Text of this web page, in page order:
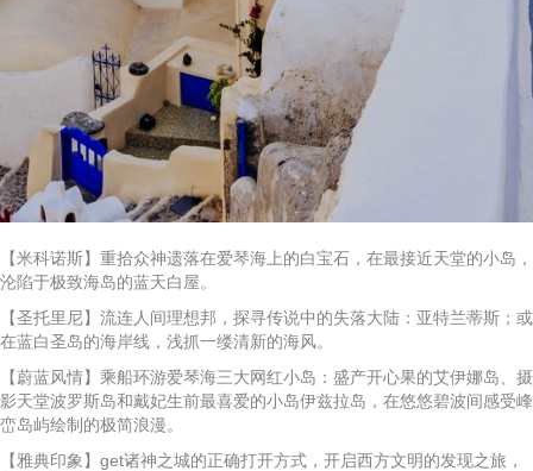
【米科诺斯】重拾众神遗落在爱琴海上的白宝石，在最接近天堂的小岛，
沦陷于极致海岛的蓝天白屋。
【圣托里尼】流连人间理想邦，探寻传说中的失落大陆：亚特兰蒂斯；或
在蓝白圣岛的海岸线，浅抓一缕清新的海风。
【蔚蓝风情】乘船环游爱琴海三大网红小岛：盛产开心果的艾伊娜岛、摄
影天堂波罗斯岛和戴妃生前最喜爱的小岛伊兹拉岛，在悠悠碧波间感受峰
峦岛屿绘制的极简浪漫。
【雅典印象】get诸神之城的正确打开方式，开启西方文明的发现之旅，